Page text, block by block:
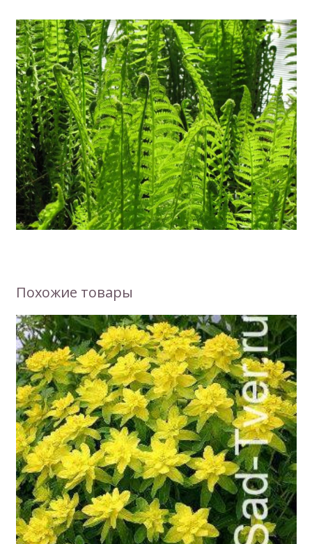
Похожие товары